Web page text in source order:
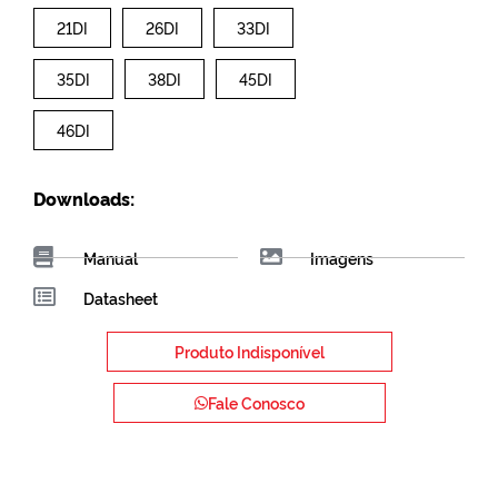
21DI 26DI 33DI
35DI 38DI 45DI
46DI
Downloads:
Manual
Datasheet
Imagens
Produto Indisponível
Fale Conosco